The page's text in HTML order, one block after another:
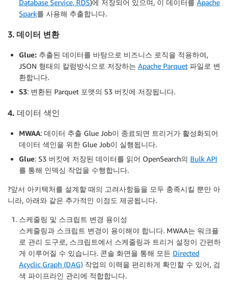
Database Service, RDS)에 저장되어 있으며, 이 데이터를 Apache
Spark를 사용해 추출합니다.
3. 데이터 변환
Glue: 추출된 데이터를 바탕으로 비즈니스 로직을 적용하여,
JSON 형태의 칼럼방식으로 저장하는 Apache Parquet 파일로 변
환합니다.
S3: 변환된 Parquet 포맷의 S3 버킷에 저장됩니다.
4. 데이터 색인
MWAA: 데이터 추출 Glue Job이 종료되면 트리거가 활성화되어
데이터 색인을 위한 Glue Job이 실행됩니다.
Glue: S3 버킷에 저장된 데이터를 읽어 OpenSearch의 Bulk API
를 통해 인덱싱 작업을 수행합니다.
?앞서 아키텍처를 설계할 때의 고려사항들을 모두 충족시킬 뿐만 아
니라, 아래와 같은 추가적인 이점도 제공됩니다.
스케줄링 및 스크립트 변경 용이성
스케줄링과 스크립트 변경이 용이해야 합니다. MWAA는 워크플
로 관리 도구로, 스크립트에서 스케줄링과 트리거 설정이 간편하
게 이루어질 수 있습니다. 콘솔 화면을 통해 모든 Directed
Acyclic Graph (DAG) 작업의 이력을 편리하게 확인할 수 있어, 검
색 파이프라인 관리에 적합합니다.